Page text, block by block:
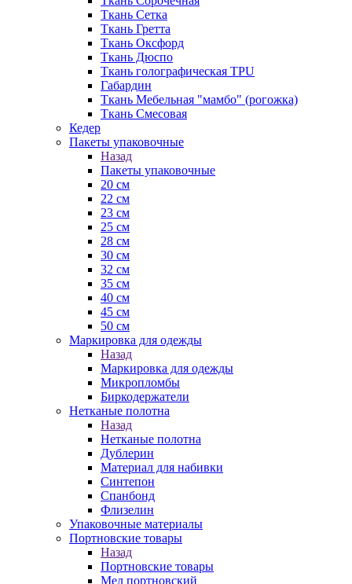
Ткань Сетка
Ткань Гретта
Ткань Оксфорд
Ткань Дюспо
Ткань голографическая TPU
Габардин
Ткань Мебельная "мамбо" (рогожка)
Ткань Смесовая
Кедер
Пакеты упаковочные
Назад
Пакеты упаковочные
20 см
22 см
23 см
25 см
28 см
30 см
32 см
35 см
40 см
45 см
50 см
Маркировка для одежды
Назад
Маркировка для одежды
Микропломбы
Биркодержатели
Нетканые полотна
Назад
Нетканые полотна
Дублерин
Материал для набивки
Синтепон
Спанбонд
Флизелин
Упаковочные материалы
Портновские товары
Назад
Портновские товары
Мел портновский